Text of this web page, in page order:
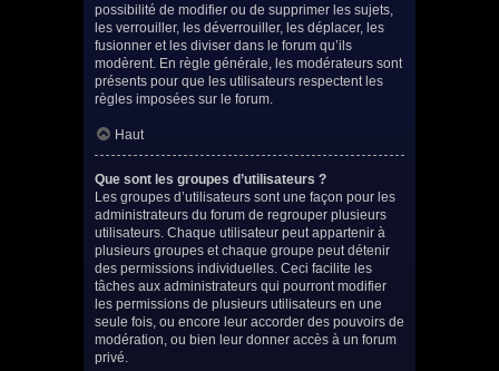
possibilité de modifier ou de supprimer les sujets,
les verrouiller, les déverrouiller, les déplacer, les
fusionner et les diviser dans le forum qu’ils
modèrent. En règle générale, les modérateurs sont
présents pour que les utilisateurs respectent les
règles imposées sur le forum.
Haut
Que sont les groupes d’utilisateurs ?
Les groupes d’utilisateurs sont une façon pour les
administrateurs du forum de regrouper plusieurs
utilisateurs. Chaque utilisateur peut appartenir à
plusieurs groupes et chaque groupe peut détenir
des permissions individuelles. Ceci facilite les
tâches aux administrateurs qui pourront modifier
les permissions de plusieurs utilisateurs en une
seule fois, ou encore leur accorder des pouvoirs de
modération, ou bien leur donner accès à un forum
privé.